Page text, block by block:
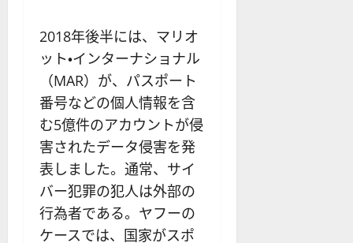
2018年後半には、マリオ
ット・インターナショナル
（MAR）が、パスポート
番号などの個人情報を含
む5億件のアカウントが侵
害されたデータ侵害を発
表しました。通常、サイ
バー犯罪の犯人は外部の
行為者である。ヤフーの
ケースでは、国家がスポ